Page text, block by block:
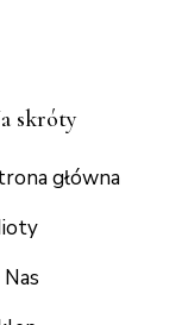
skróty
główna